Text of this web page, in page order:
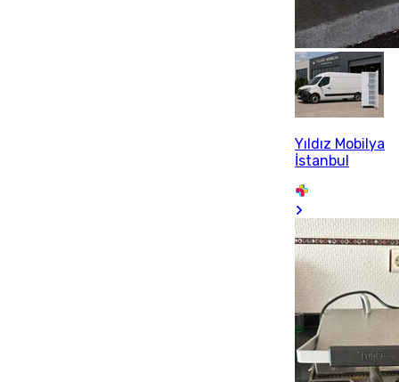
Yıldız Mobilya
İstanbul